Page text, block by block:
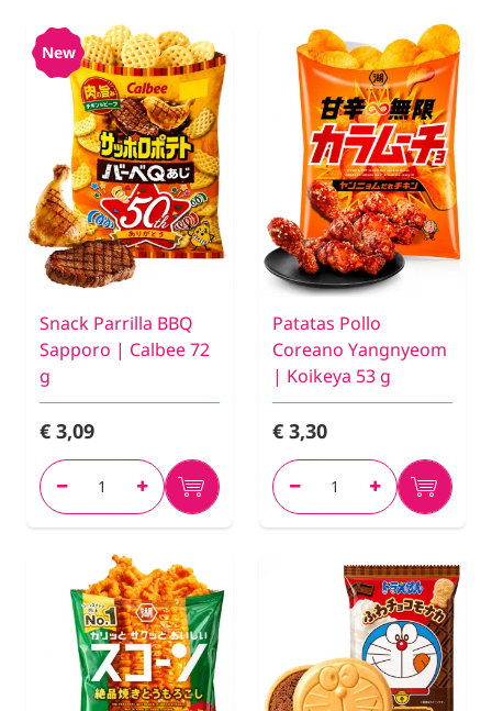
New
Snack Parrilla BBQ
Sapporo | Calbee 72
g
€ 3,09
Patatas Pollo
Coreano Yangnyeom
| Koikeya 53 g
€ 3,30